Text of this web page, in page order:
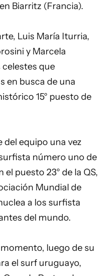
Biarritz (Francia).
, Luis María Iturria,
y Marcela
que
en busca de una
15° puesto de
del equipo una vez
número uno de
puesto 23° de la QS,
Mundial de
a los surfista
del mundo.
luego de su
el surf uruguayo,